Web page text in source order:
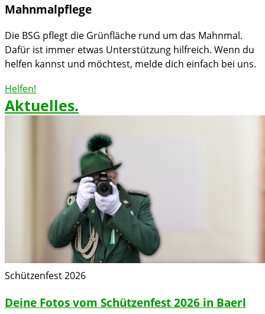
Mahnmalpflege
Die BSG pflegt die Grünfläche rund um das Mahnmal.
Dafür ist immer etwas Unterstützung hilfreich. Wenn du
helfen kannst und möchtest, melde dich einfach bei uns.
Helfen!
Aktuelles.
Schützenfest 2026
Deine Fotos vom Schützenfest 2026 in Baerl